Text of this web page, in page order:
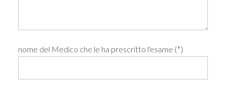
nome del Medico che le ha prescritto l'esame (*)